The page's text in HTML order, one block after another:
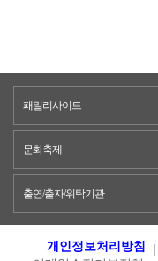
패밀리사이트
문화축제
출연/출자/위탁기관
개인정보처리방침